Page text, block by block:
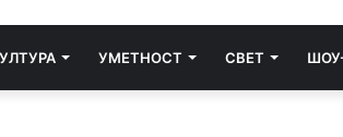
УМЕТНОСТ СВЕТ